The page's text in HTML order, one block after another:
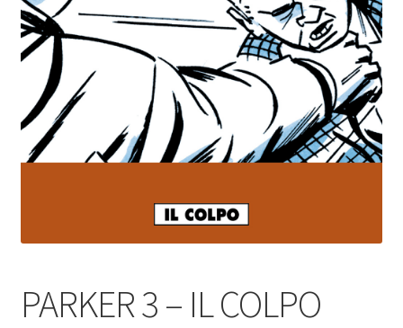
PARKER 3 – IL COLPO